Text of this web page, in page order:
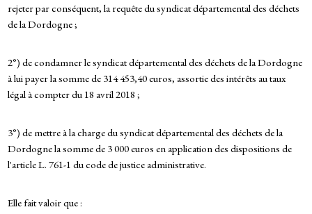
rejeter par conséquent, la requête du syndicat départemental des déchets
de la Dordogne ;
2°) de condamner le syndicat départemental des déchets de la Dordogne
à lui payer la somme de 314 453,40 euros, assortie des intérêts au taux
légal à compter du 18 avril 2018 ;
3°) de mettre à la charge du syndicat départemental des déchets de la
Dordogne la somme de 3 000 euros en application des dispositions de
l'article L. 761-1 du code de justice administrative.
Elle fait valoir que :